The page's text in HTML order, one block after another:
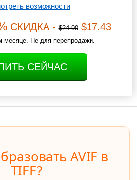
возможности
СКИДКА -$24.90$17.43
месяце. Не для перепродажи.
СЕЙЧАС
AVIF в
TIFF?